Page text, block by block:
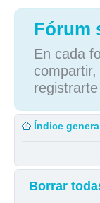
Fórum
En cada
Índice
Borrar